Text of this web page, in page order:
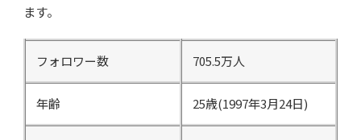
ます。
フォロワー数 705.5万人
年齢 25歳(1997年3月24日)